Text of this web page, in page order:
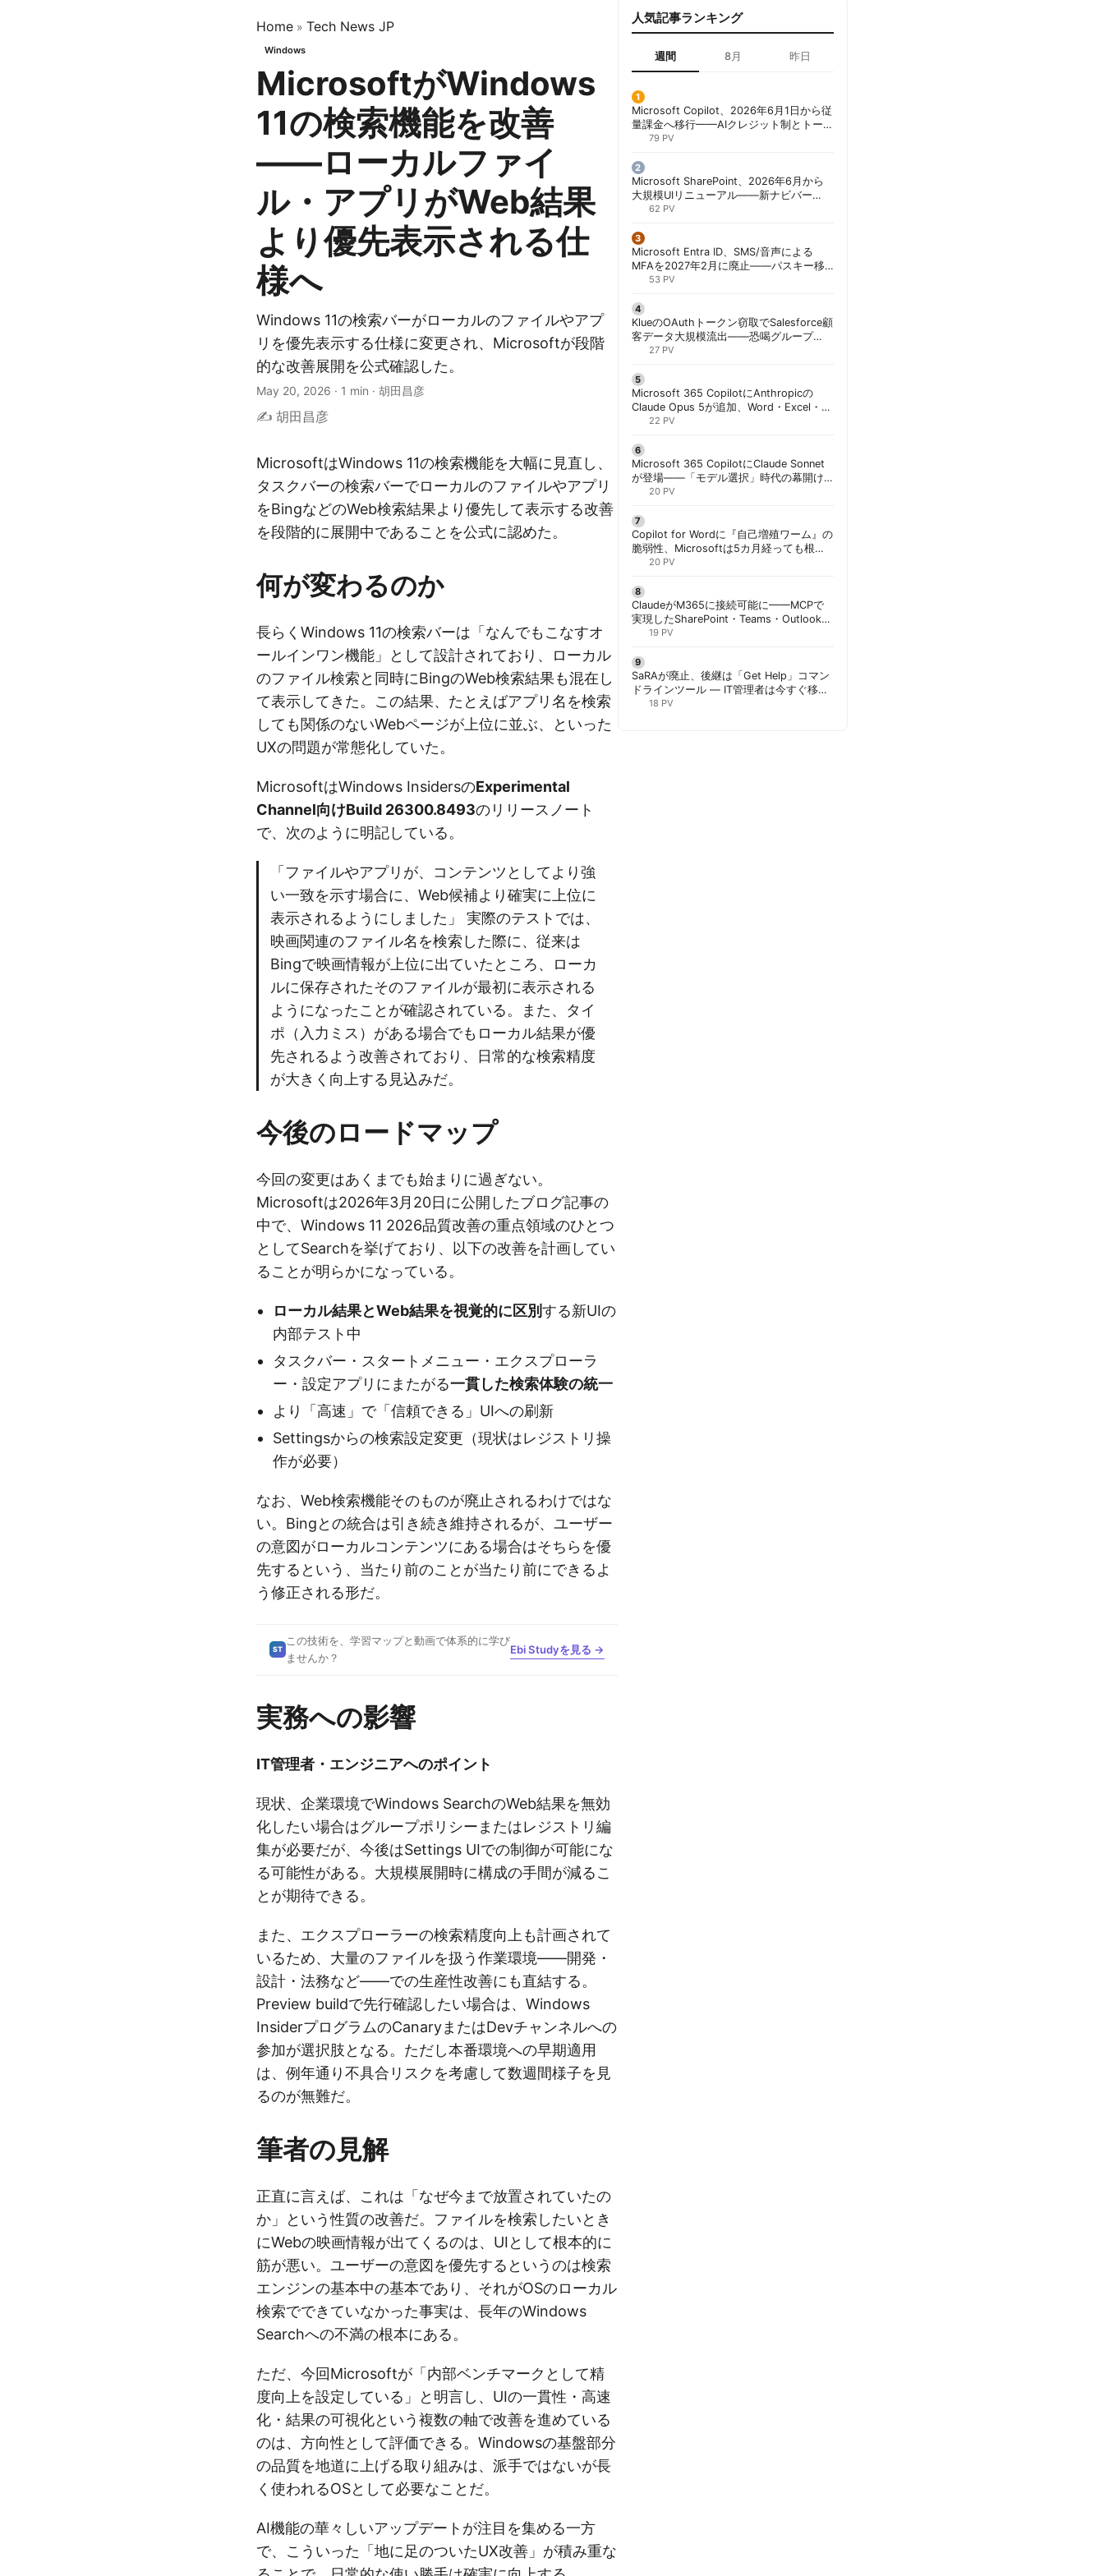
Home » Tech News JP
Windows
MicrosoftがWindows
11の検索機能を改善
——ローカルファイ
ル・アプリがWeb結果
より優先表示される仕
様へ
Windows 11の検索バーがローカルのファイルやアプ
リを優先表示する仕様に変更され、Microsoftが段階
的な改善展開を公式確認した。
May 20, 2026 · 1 min · 胡田昌彦
✍️ 胡田昌彦
MicrosoftはWindows 11の検索機能を大幅に見直し、
タスクバーの検索バーでローカルのファイルやアプリ
をBingなどのWeb検索結果より優先して表示する改善
を段階的に展開中であることを公式に認めた。
何が変わるのか
長らくWindows 11の検索バーは「なんでもこなすオ
ールインワン機能」として設計されており、ローカル
のファイル検索と同時にBingのWeb検索結果も混在し
て表示してきた。この結果、たとえばアプリ名を検索
しても関係のないWebページが上位に並ぶ、といった
UXの問題が常態化していた。
MicrosoftはWindows InsidersのExperimental
Channel向けBuild 26300.8493のリリースノート
で、次のように明記している。
「ファイルやアプリが、コンテンツとしてより強
い一致を示す場合に、Web候補より確実に上位に
表示されるようにしました」 実際のテストでは、
映画関連のファイル名を検索した際に、従来は
Bingで映画情報が上位に出ていたところ、ローカ
ルに保存されたそのファイルが最初に表示される
ようになったことが確認されている。また、タイ
ポ（入力ミス）がある場合でもローカル結果が優
先されるよう改善されており、日常的な検索精度
が大きく向上する見込みだ。
今後のロードマップ
今回の変更はあくまでも始まりに過ぎない。
Microsoftは2026年3月20日に公開したブログ記事の
中で、Windows 11 2026品質改善の重点領域のひとつ
としてSearchを挙げており、以下の改善を計画してい
ることが明らかになっている。
ローカル結果とWeb結果を視覚的に区別する新UIの
内部テスト中
タスクバー・スタートメニュー・エクスプローラ
ー・設定アプリにまたがる一貫した検索体験の統一
より「高速」で「信頼できる」UIへの刷新
Settingsからの検索設定変更（現状はレジストリ操
作が必要）
なお、Web検索機能そのものが廃止されるわけではな
い。Bingとの統合は引き続き維持されるが、ユーザー
の意図がローカルコンテンツにある場合はそちらを優
先するという、当たり前のことが当たり前にできるよ
う修正される形だ。
ST
この技術を、学習マップと動画で体系的に学び
ませんか？
Ebi Studyを見る →
実務への影響
IT管理者・エンジニアへのポイント
現状、企業環境でWindows SearchのWeb結果を無効
化したい場合はグループポリシーまたはレジストリ編
集が必要だが、今後はSettings UIでの制御が可能にな
る可能性がある。大規模展開時に構成の手間が減るこ
とが期待できる。
また、エクスプローラーの検索精度向上も計画されて
いるため、大量のファイルを扱う作業環境——開発・
設計・法務など——での生産性改善にも直結する。
Preview buildで先行確認したい場合は、Windows
InsiderプログラムのCanaryまたはDevチャンネルへの
参加が選択肢となる。ただし本番環境への早期適用
は、例年通り不具合リスクを考慮して数週間様子を見
るのが無難だ。
筆者の見解
正直に言えば、これは「なぜ今まで放置されていたの
か」という性質の改善だ。ファイルを検索したいとき
にWebの映画情報が出てくるのは、UIとして根本的に
筋が悪い。ユーザーの意図を優先するというのは検索
エンジンの基本中の基本であり、それがOSのローカル
検索でできていなかった事実は、長年のWindows
Searchへの不満の根本にある。
ただ、今回Microsoftが「内部ベンチマークとして精
度向上を設定している」と明言し、UIの一貫性・高速
化・結果の可視化という複数の軸で改善を進めている
のは、方向性として評価できる。Windowsの基盤部分
の品質を地道に上げる取り組みは、派手ではないが長
く使われるOSとして必要なことだ。
AI機能の華々しいアップデートが注目を集める一方
で、こういった「地に足のついたUX改善」が積み重な
人気記事ランキング
週間 8月 昨日
Microsoft Copilot、2026年6月1日から従
量課金へ移行——AIクレジット制とトーク
ンコストで「メーターショック」を回避
79 PV
Microsoft SharePoint、2026年6月から
大規模UIリニューアル——新ナビバー
「Discover/Publish/Build」とAI機能を段
62 PV
Microsoft Entra ID、SMS/音声による
MFAを2027年2月に廃止——パスキー移
行が既定に | 胡田昌彦
53 PV
KlueのOAuthトークン窃取でSalesforce顧
客データ大規模流出——恐喝グループ
「Icarus」が犯行声明 | 胡田昌彦
27 PV
Microsoft 365 CopilotにAnthropicの
Claude Opus 5が追加、Word・Excel・
PowerPointで選択可能に | 胡田昌彦
22 PV
Microsoft 365 CopilotにClaude Sonnet
が登場——「モデル選択」時代の幕開け
と管理者が知るべき注意点 | 胡田昌彦
20 PV
Copilot for Wordに『自己増殖ワーム』の
脆弱性、Microsoftは5カ月経っても根本
対策できず | 胡田昌彦
20 PV
ClaudeがM365に接続可能に——MCPで
実現したSharePoint・Teams・Outlook連
携、セキュリティと実務への影響を読み
19 PV
SaRAが廃止、後継は「Get Help」コマン
ドラインツール — IT管理者は今すぐ移行
計画を | 胡田昌彦
18 PV